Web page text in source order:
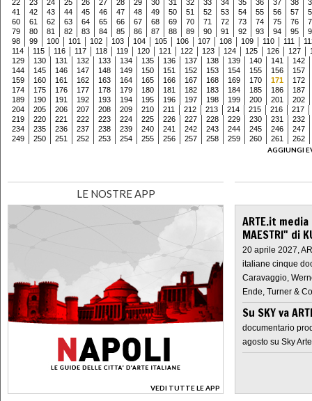
22 23 24 25 26 27 28 29 30 31 32 33 34 35 36 37 38
41
42 43 44 45 46 47 48 49 50 51 52 53 54 55 56 57
60
61 62 63 64 65 66 67 68 69 70 71 72 73 74 75 76
79
80 81 82 83 84 85 86 87 88 89 90 91 92 93 94 95
98
99 100 101 102 103 104 105 106 107 108 109 110 111
114
115 116 117 118 119 120 121 122 123 124 125 126 127
129
130 131 132 133 134 135 136 137 138 139 140 141
142
144
145 146 147 148 149 150 151 152 153 154 155 156
157
159
160 161 162 163 164 165 166 167 168 169 170 171
172
174
175 176 177 178 179 180 181 182 183 184 185 186
187
189
190 191 192 193 194 195 196 197 198 199 200 201
202
204
205 206 207 208 209 210 211 212 213 214 215 216
217
219
220 221 222 223 224 225 226 227 228 229 230 231
232
234
235 236 237 238 239 240 241 242 243 244 245 246
247
249
250 251 252 253 254 255 256 257 258 259 260 261
262
AGGIUNGI
LE NOSTRE APP
VEDI TUTTE LE APP
>
ARTE.it
MAESTRI" di
20 aprile 2027,
italiane cinque
Caravaggio,
Ende, Turner &
Su SKY va
documentario
agosto su Sky Arte